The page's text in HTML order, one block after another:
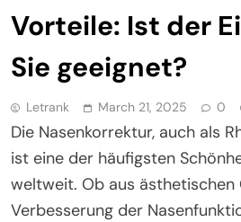
Vorteile: Ist der
Sie geeignet?
Letrank March 21, 2025 0
Die Nasenkorrektur, auch als
ist eine der häufigsten
weltweit. Ob aus ästhetischen
Verbesserung der